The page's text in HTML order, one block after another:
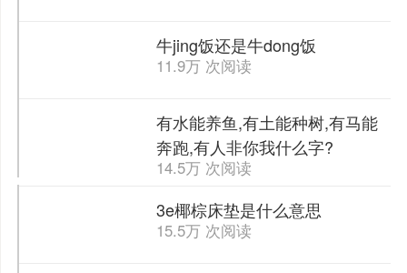
牛jing饭还是牛dong饭
11.9万 次阅读
有水能养鱼,有土能种树,有马能
奔跑,有人非你我什么字?
14.5万 次阅读
3e椰棕床垫是什么意思
15.5万 次阅读